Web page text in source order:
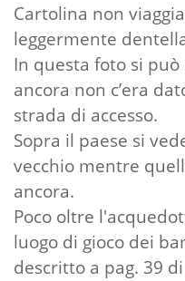
Cartolina non
leggermente
In questa foto si
ancora non c’era
strada di accesso.
Sopra il paese si
vecchio mentre
ancora.
Poco oltre
luogo di gioco dei
descritto a pag. 39 di